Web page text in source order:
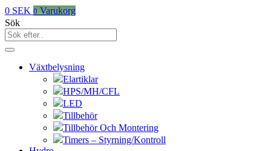
0 SEK 0 Varukorg
Sök
Växtbelysning
Elartiklar
HPS/MH/CFL
LED
Tillbehör
Tillbehör Och Montering
Timers – Styrning/Kontroll